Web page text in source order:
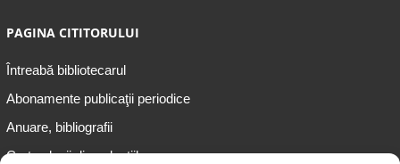
PAGINA CITITORULUI
Întreabă bibliotecarul
Abonamente publicaţii periodice
Anuare, bibliografii
Cartea lunii din colecțiile